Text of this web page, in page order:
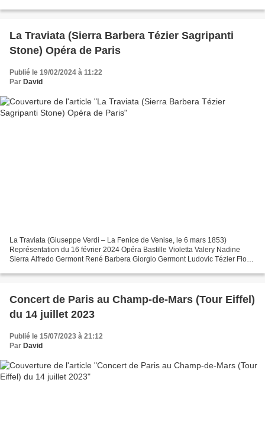
La Traviata (Sierra Barbera Tézier Sagripanti
Stone) Opéra de Paris
Publié le 19/02/2024 à 11:22
Par David
La Traviata (Giuseppe Verdi – La Fenice de Venise, le 6 mars 1853)
Représentation du 16 février 2024 Opéra Bastille Violetta Valery Nadine
Sierra Alfredo Germont René Barbera Giorgio Germont Ludovic Tézier Flora
Concert de Paris au Champ-de-Mars (Tour Eiffel)
du 14 juillet 2023
Publié le 15/07/2023 à 21:12
Par David